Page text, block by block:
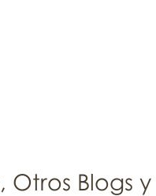
, Otros Blogs